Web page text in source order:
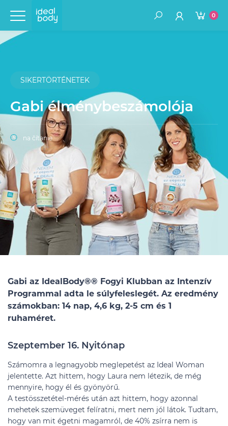
0
SIKERTÖRTÉNETEK
Gabi élménybeszámolója
na čítanie
Gabi az IdealBody®® Fogyi Klubban az Intenzív
Programmal adta le súlyfeleslegét. Az eredmény
számokban: 14 nap, 4,6 kg, 2-5 cm és 1
ruhaméret.
Szeptember 16. Nyitónap
Számomra a legnagyobb meglepetést az Ideal Woman
jelentette. Azt hittem, hogy Laura nem létezik, de még
mennyire, hogy él és gyönyörű.
A testösszetétel-mérés után azt hittem, hogy azonnal
mehetek szemüveget felíratni, mert nem jól látok. Tudtam,
hogy van mit égetni magamról, de 40% zsírra nem is